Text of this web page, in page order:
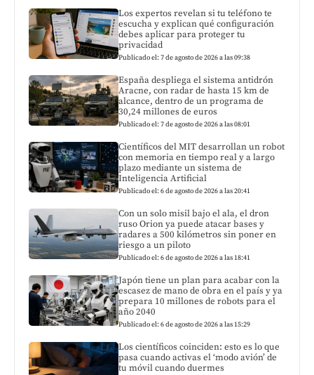
Los expertos revelan si tu teléfono te
escucha y explican qué configuración
debes aplicar para proteger tu
privacidad
Publicado el: 7 de agosto de 2026 a las 09:38
España despliega el sistema antidrón
Aracne, con radar de hasta 15 km de
alcance, dentro de un programa de
30,24 millones de euros
Publicado el: 7 de agosto de 2026 a las 08:01
Científicos del MIT desarrollan un robot
con memoria en tiempo real y a largo
plazo mediante un sistema de
Inteligencia Artificial
Publicado el: 6 de agosto de 2026 a las 20:41
Con un solo misil bajo el ala, el dron
ruso Orion ya puede atacar bases y
radares a 500 kilómetros sin poner en
riesgo a un piloto
Publicado el: 6 de agosto de 2026 a las 18:41
Japón tiene un plan para acabar con la
escasez de mano de obra en el país y ya
prepara 10 millones de robots para el
año 2040
Publicado el: 6 de agosto de 2026 a las 15:29
Los científicos coinciden: esto es lo que
pasa cuando activas el ‘modo avión’ de
tu móvil cuando duermes